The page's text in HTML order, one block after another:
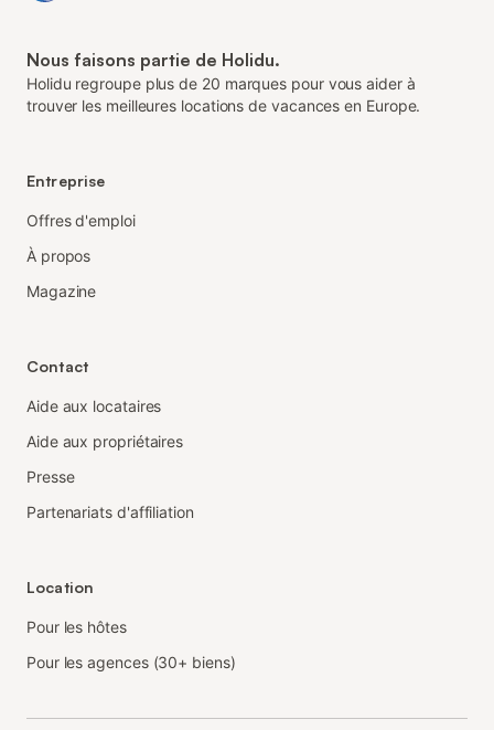
Nous faisons partie de Holidu.
Holidu regroupe plus de 20 marques pour vous aider à
trouver les meilleures locations de vacances en Europe.
Entreprise
Offres d'emploi
À propos
Magazine
Contact
Aide aux locataires
Aide aux propriétaires
Presse
Partenariats d'affiliation
Location
Pour les hôtes
Pour les agences (30+ biens)